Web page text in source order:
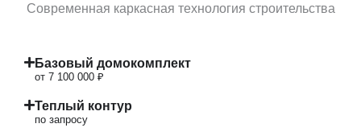
Современная каркасная технология строительства
Базовый домокомплект
от 7 100 000 ₽
Теплый контур
по запросу